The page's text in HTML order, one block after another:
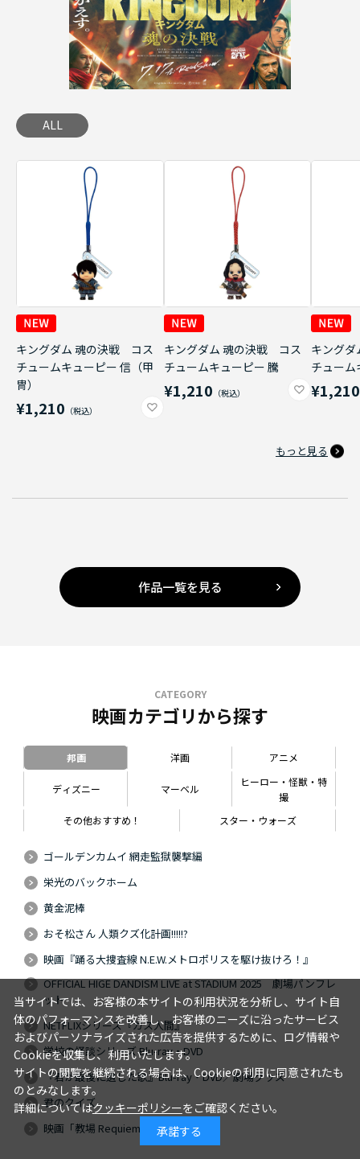
ALL
キングダム 魂の決戦 コス
チュームキューピー 信（甲
冑）
¥1,210
キングダム 魂の決戦 コス
チュームキューピー 騰
¥1,210
キング
チューム
¥1,210
もっと見る
作品一覧を見る
CATEGORY
映画カテゴリから探す
邦画 洋画 アニメ
ディズニー マーベル
ヒーロー・怪獣・特
撮
その他おすすめ！
スター・ウォーズ
ゴールデンカムイ 網走監獄襲撃編
栄光のバックホーム
黄金泥棒
おそ松さん 人類クズ化計画!!!!!?
映画『踊る大捜査線 N.E.W.メトロポリスを駆け抜けろ！』
OFFICIAL HIGE DANDISM LIVE at STADIUM 2025 劇場パンフレ
ット
NETFLIXシリーズ『ガス人間』
学校の怪談シリーズ Blu-ray・DVD
『君が最後に遺した歌』Blu-ray・DVD／劇場グッズ
君のクイズ
映画「教場 Requiem」
当サイトでは、お客様の本サイトの利用状況を分析し、サイト自
体のパフォーマンスを改善し、お客様のニーズに沿ったサービス
およびパーソナライズされた広告を提供するために、ログ情報や
Cookieを収集し、利用いたします。
サイトの閲覧を継続される場合は、Cookieの利用に同意されたも
のとみなします。
詳細についてはクッキーポリシーをご確認ください。
承諾する